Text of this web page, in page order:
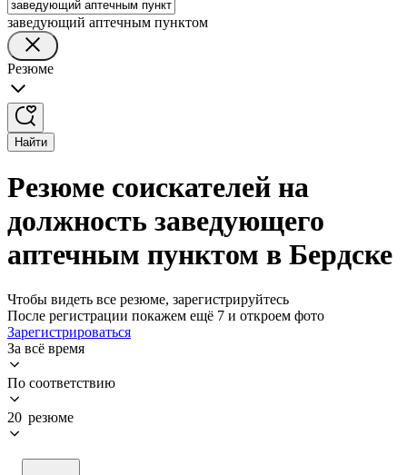
заведующий аптечным пунктом
Резюме
Найти
Резюме соискателей на
должность заведующего
аптечным пунктом в Бердске
Чтобы видеть все резюме, зарегистрируйтесь
После регистрации покажем ещё 7 и откроем фото
Зарегистрироваться
За всё время
По соответствию
20 резюме